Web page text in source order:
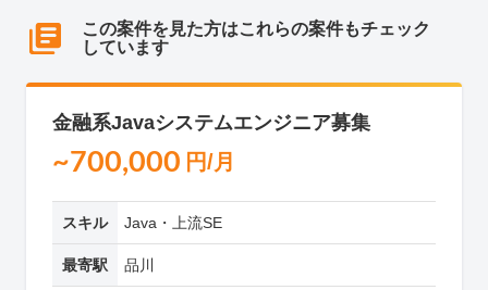
この案件を見た方はこれらの案件もチェック
しています
金融系Javaシステムエンジニア募集
~700,000 円/月
スキル Java・上流SE
最寄駅 品川